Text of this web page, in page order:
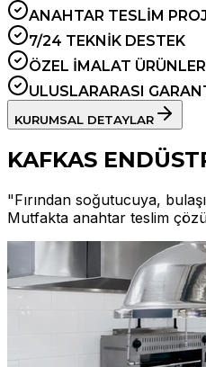
ANAHTAR TESLİM
7/24 TEKNİK DESTEK
ÖZEL İMALAT ÜRÜNLER
ULUSLARARASI
KURUMSAL DETAYLAR
KAFKAS
"Fırından soğutucuya,
Mutfakta anahtar teslim